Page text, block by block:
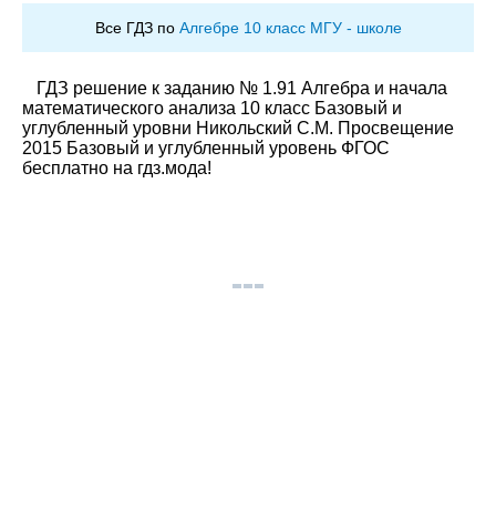
Все ГДЗ по Алгебре 10 класс МГУ - школе
ГДЗ решение к заданию № 1.91 Алгебра и начала
математического анализа 10 класс Базовый и
углубленный уровни Никольский С.М. Просвещение
2015 Базовый и углубленный уровень ФГОС
бесплатно на гдз.мода!